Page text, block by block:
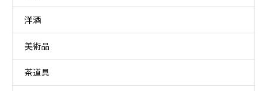
洋酒
美術品
茶道具